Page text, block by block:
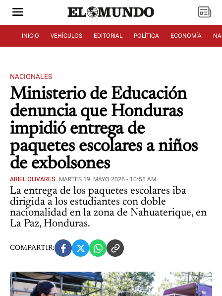
INICIO VEHÍCULOS EDITORIAL POLÍTICA ECONOMÍA
NACIONALES
Ministerio de Educación
denuncia que Honduras
impidió entrega de
paquetes escolares a niños
de exbolsones
ARIEL OLIVARES MARTES 19, MAYO 2026 - 10:55 AM
La entrega de los paquetes escolares iba
dirigida a los estudiantes con doble
nacionalidad en la zona de Nahuaterique, en
La Paz, Honduras.
COMPARTIR: